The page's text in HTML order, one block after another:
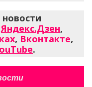
Яндекс.Дзен,
, Вконтакте,
.